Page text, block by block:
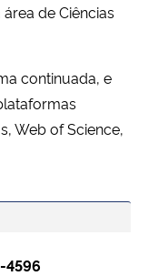
de Ciências
continuada, e
Web of Science,
4596